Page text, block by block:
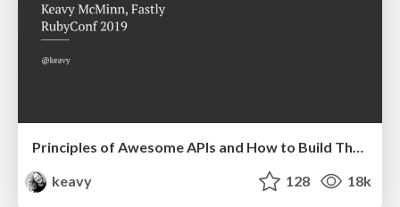
Principles of Awesome APIs and How to Build Them.
keavy
128 18k